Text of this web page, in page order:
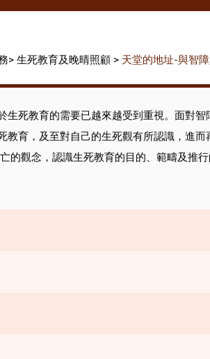
> 生死教育及晚晴照顧 > 天堂的地址-與智
生死教育的需要已越來越受到重視。面對智
育，及至對自己的生死觀有所認識，進而
的觀念，認識生死教育的目的、範疇及推